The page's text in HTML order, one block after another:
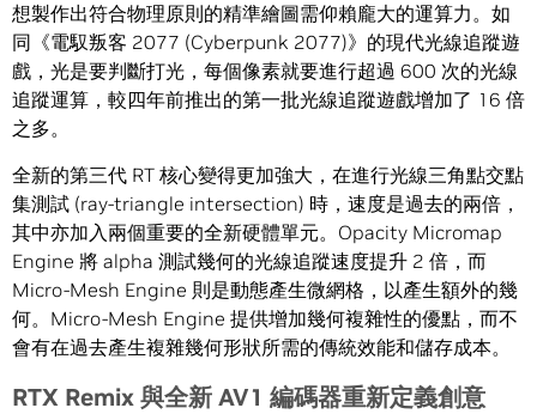
想製作出符合物理原則的精準繪圖需仰賴龐大的運算力。如
同《電馭叛客 2077 (Cyberpunk 2077)》的現代光線追蹤遊
戲，光是要判斷打光，每個像素就要進行超過 600 次的光線
追蹤運算，較四年前推出的第一批光線追蹤遊戲增加了 16 倍
之多。
全新的第三代 RT 核心變得更加強大，在進行光線三角點交點
集測試 (ray-triangle intersection) 時，速度是過去的兩倍，
其中亦加入兩個重要的全新硬體單元。Opacity Micromap
Engine 將 alpha 測試幾何的光線追蹤速度提升 2 倍，而
Micro-Mesh Engine 則是動態產生微網格，以產生額外的幾
何。Micro-Mesh Engine 提供增加幾何複雜性的優點，而不
會有在過去產生複雜幾何形狀所需的傳統效能和儲存成本。
RTX Remix 與全新 AV1 編碼器重新定義創意